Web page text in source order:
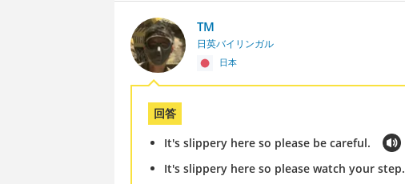
TM
日英バイリンガル
日本
回答
It's slippery here so please be careful.
It's slippery here so please watch your step.